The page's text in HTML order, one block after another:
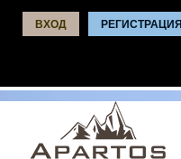
ВХОД РЕГИСТРАЦИЯ